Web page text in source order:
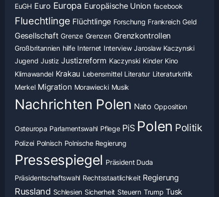
EuGH Euro Europa Europäische Union facebook
Fluechtlinge Flüchtlinge Forschung Frankreich Geld
Gesellschaft Grenze Grenzen Grenzkontrollen
Großbritannien hilfe Internet Interview Jaroslaw Kaczynski
Jugend Justiz Justizreform Kaczynski Kinder Kino
Klimawandel Krakau Lebensmittel Literatur Literaturkritik
Merkel Migration Morawiecki Musik
Nachrichten Polen Nato Opposition
Osteuropa Parlamentswahl Pflege PiS Polen Politik
Polizei Polnisch Polnische Regierung
Pressespiegel Präsident Duda
Präsidentschaftswahl Rechtsstaatlichkeit Regierung
Russland Schlesien Sicherheit Steuern Trump Tusk